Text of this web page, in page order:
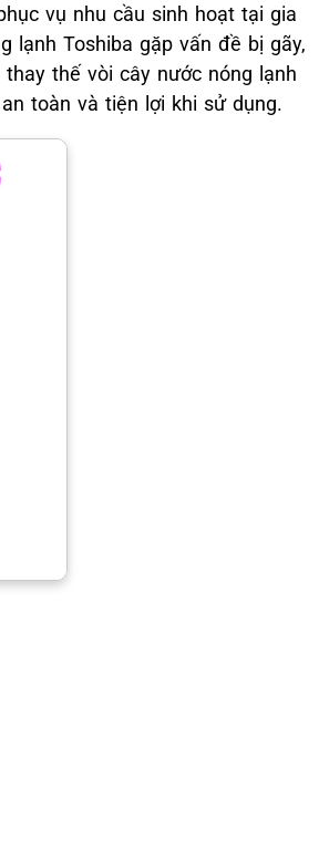
vụ nhu cầu sinh hoạt tại gia
lạnh Toshiba gặp vấn đề bị gãy,
thế vòi cây nước nóng lạnh
toàn và tiện lợi khi sử dụng.